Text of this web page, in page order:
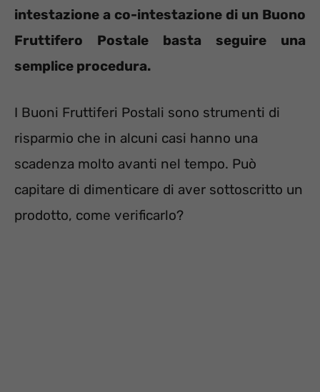
intestazione a co-intestazione di un Buono
Fruttifero Postale basta seguire una
semplice procedura.
I Buoni Fruttiferi Postali sono strumenti di
risparmio che in alcuni casi hanno una
scadenza molto avanti nel tempo. Può
capitare di dimenticare di aver sottoscritto un
prodotto, come verificarlo?